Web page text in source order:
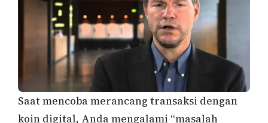
Saat mencoba merancang transaksi dengan
koin digital, Anda mengalami “masalah